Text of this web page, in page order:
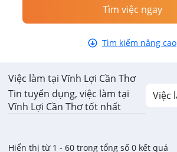
Tìm việc ngay
Tìm kiếm nâng cao
Việc làm tại Vĩnh Lợi Cần Thơ
Tin tuyển dụng, việc làm tại
Vĩnh Lợi Cần Thơ tốt nhất
Hiển thị từ 1 - 60 trong tổng số 0 kết quả